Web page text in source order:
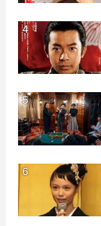
4
5
6